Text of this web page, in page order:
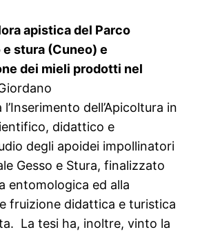
apistica del Parco
stura (Cuneo) e
dei mieli prodotti nel
dell’Apicoltura in
didattico e
degli apoidei impollinatori
Gesso e Stura, finalizzato
entomologica ed alla
fruizione didattica e turistica
La tesi ha, inoltre, vinto la